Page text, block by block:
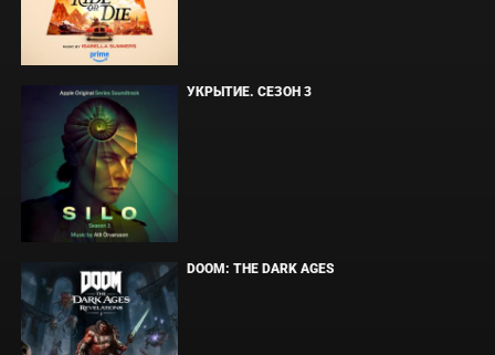
УКРЫТИЕ. СЕЗОН 3
DOOM: THE DARK AGES